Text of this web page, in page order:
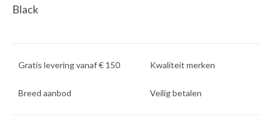
Black
Gratis levering vanaf € 150 Kwaliteit merken
Breed aanbod Veilig betalen